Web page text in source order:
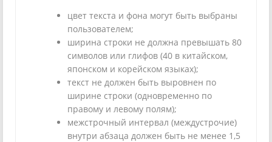
цвет текста и фона могут быть выбраны
пользователем;
ширина строки не должна превышать 80
символов или глифов (40 в китайском,
японском и корейском языках);
текст не должен быть выровнен по
ширине строки (одновременно по
правому и левому полям);
межстрочный интервал (междустрочие)
внутри абзаца должен быть не менее 1,5